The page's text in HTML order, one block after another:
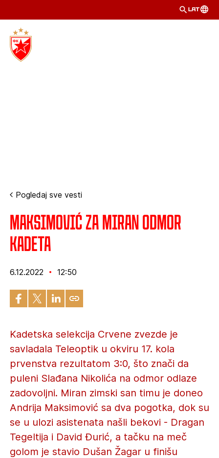
LAT
Pogledaj sve vesti
Maksimović za miran odmor
kadeta
6.12.2022 12:50
Kadetska selekcija Crvene zvezde je
savladala Teleoptik u okviru 17. kola
prvenstva rezultatom 3:0, što znači da
puleni Slađana Nikolića na odmor odlaze
zadovoljni. Miran zimski san timu je doneo
Andrija Maksimović sa dva pogotka, dok su
se u ulozi asistenata našli bekovi - Dragan
Tegeltija i David Đurić, a tačku na meč
golom je stavio Dušan Žagar u finišu